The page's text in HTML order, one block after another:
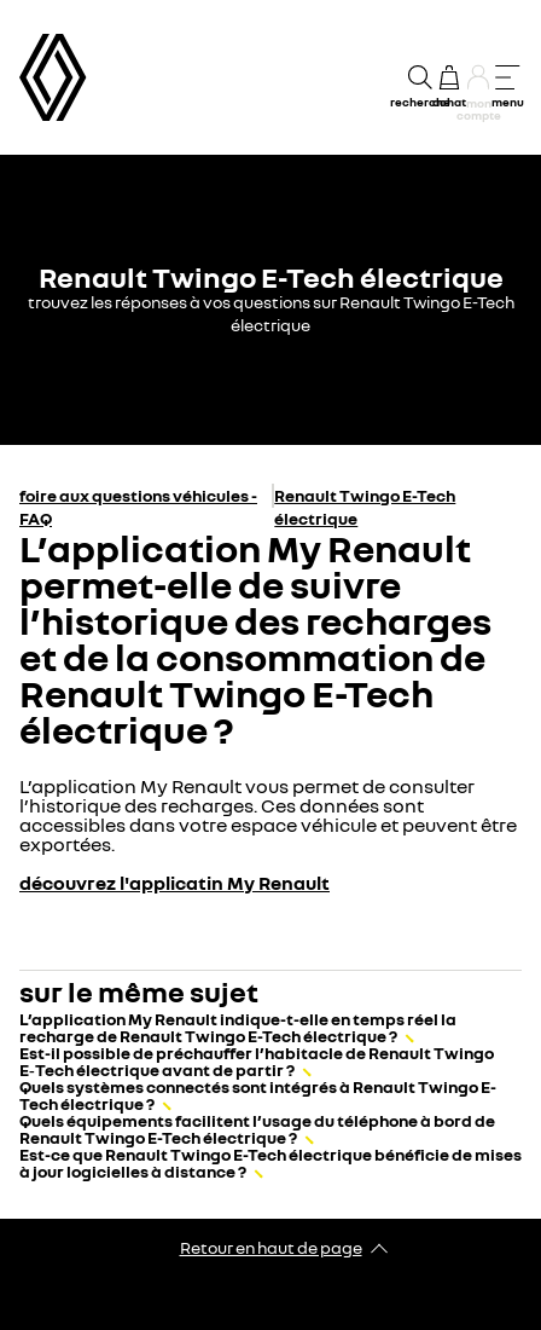
rechercheachatmon
compte
menu
Renault Twingo E-Tech électrique
trouvez les réponses à vos questions sur Renault Twingo E-Tech
électrique
foire aux questions véhicules -
FAQ
Renault Twingo E-Tech
électrique
L’application My Renault
permet-elle de suivre
l’historique des recharges
et de la consommation de
Renault Twingo E-Tech
électrique ?
L’application My Renault vous permet de consulter
l’historique des recharges. Ces données sont
accessibles dans votre espace véhicule et peuvent être
exportées.
découvrez l'applicatin My Renault
sur le même sujet
L’application My Renault indique-t-elle en temps réel la
recharge de Renault Twingo E-Tech électrique ?
Est-il possible de préchauffer l’habitacle de Renault Twingo
E‑Tech électrique avant de partir ?
Quels systèmes connectés sont intégrés à Renault Twingo E-
Tech électrique ?
Quels équipements facilitent l’usage du téléphone à bord de
Renault Twingo E-Tech électrique ?
Est-ce que Renault Twingo E-Tech électrique bénéficie de mises
à jour logicielles à distance ?
Retour en haut de page